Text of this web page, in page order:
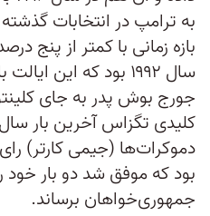
به ترامپ در انتخابات
بازه زمانی با کمتر از پنج
سال ۱۹۹۲ بود که این
جورج بوش پدر به جای
دموکرات‌ها (جیمی کارتر)
بود که موفق شد دو بار خود
جمهوری‌خواهان برساند.